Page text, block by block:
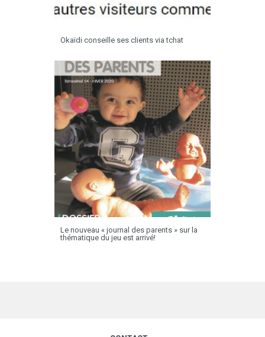
Okaïdi conseille ses clients via tchat
Le nouveau « journal des parents » sur la
thématique du jeu est arrivé!